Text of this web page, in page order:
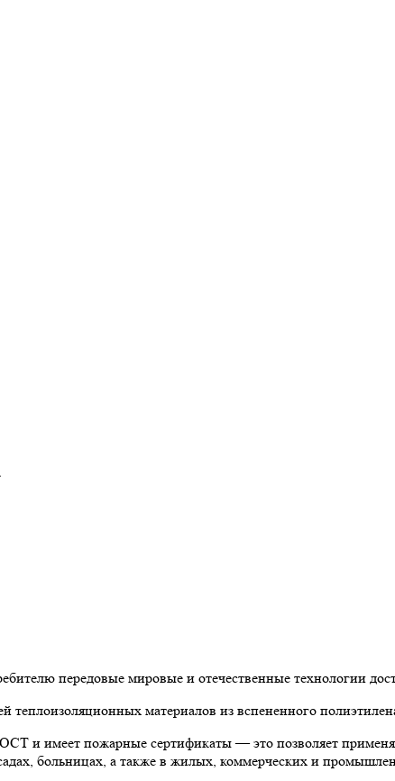
передовые мировые и отечественные технологии
материалов из вспененного
и имеет пожарные сертификаты — это позволяет
больницах, а также в жилых, коммерческих и